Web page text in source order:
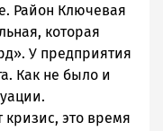
Район Ключевая
которая
У предприятия
Как не было и
кризис, это время